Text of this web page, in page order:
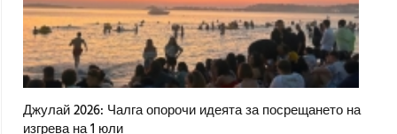
Джулай 2026: Чалга опорочи идеята за посрещането на
изгрева на 1 юли